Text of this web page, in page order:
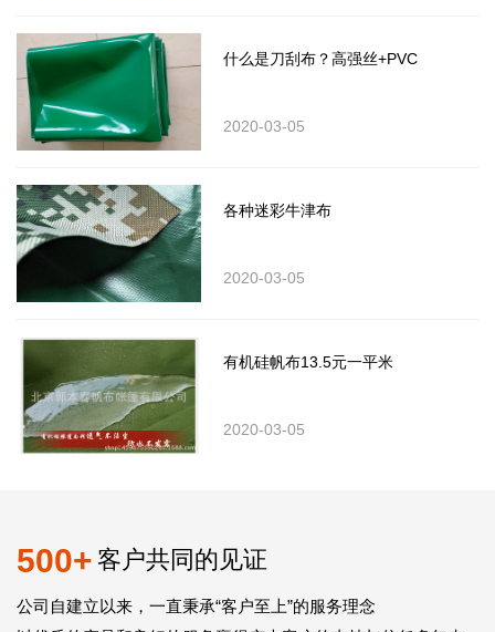
什么是刀刮布？高强丝+PVC
2020-03-05
各种迷彩牛津布
2020-03-05
有机硅帆布13.5元一平米
2020-03-05
500+ 客户共同的见证
公司自建立以来，一直秉承“客户至上”的服务理念